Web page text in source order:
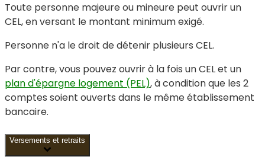
Toute personne majeure ou mineure peut ouvrir un
CEL, en versant le montant minimum exigé.
Personne n'a le droit de détenir plusieurs CEL.
Par contre, vous pouvez ouvrir à la fois un CEL et un
plan d'épargne logement (PEL), à condition que les 2
comptes soient ouverts dans le même établissement
bancaire.
Versements et retraits